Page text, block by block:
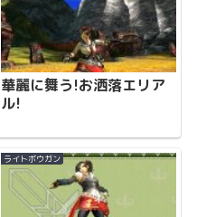
華麗に舞う!お洒落エリア
ル!
ライトボウガン